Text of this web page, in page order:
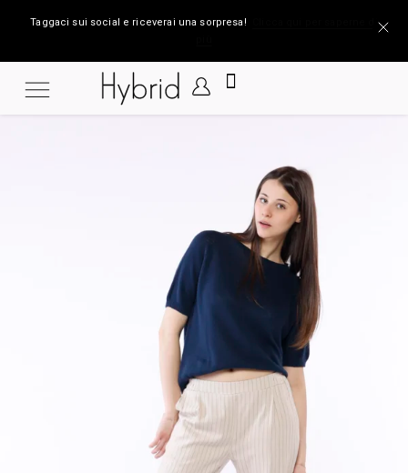
Taggaci sui social e riceverai una sorpresa!